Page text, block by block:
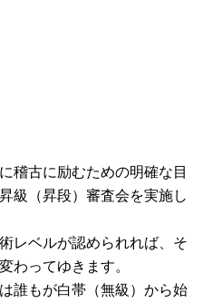
稽古に励むための明確な目
級（昇段）審査会を実施し
レベルが認められれば、そ
わってゆきます。
誰もが白帯（無級）から始